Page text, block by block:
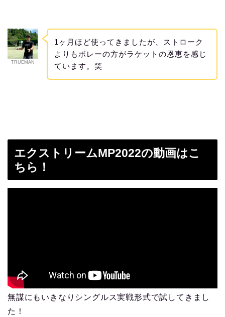
TRUEMAN
1ヶ月ほど使ってきましたが、ストローク
よりもボレーの方がラケットの恩恵を感じ
ています。笑
エクストリームMP2022の動画はこ
ちら！
無謀にもいきなりシングルス実戦形式で試してきまし
た！